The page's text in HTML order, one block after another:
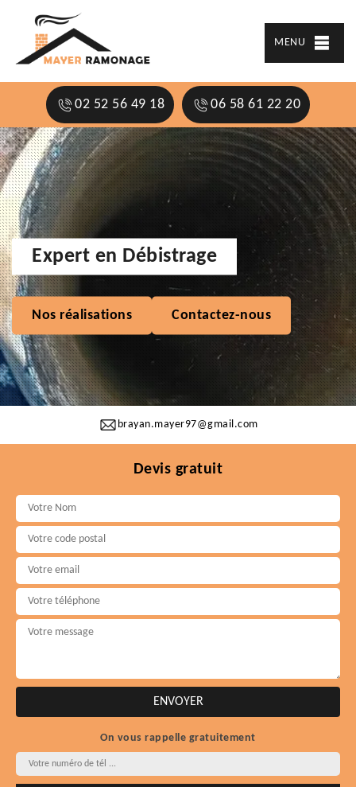
MENU
02 52 56 49 18 06 58 61 22 20
brayan.mayer97@gmail.com
Expert en Débistrage
Nos réalisations Contactez-nous
Devis gratuit
On vous rappelle gratuitement